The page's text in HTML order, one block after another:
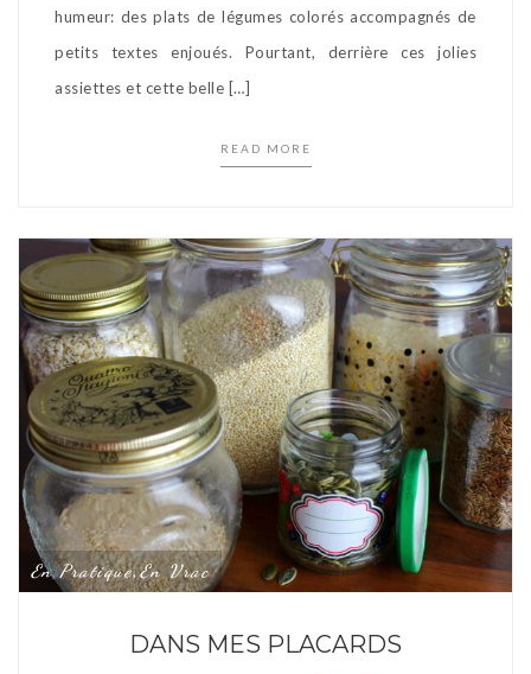
humeur: des plats de légumes colorés accompagnés de
petits textes enjoués. Pourtant, derrière ces jolies
assiettes et cette belle […]
READ MORE
En Pratique,En Vrac
DANS MES PLACARDS